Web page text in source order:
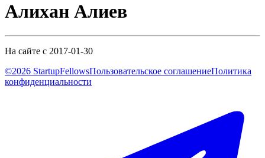
Алихан Алиев
На сайте с 2017-01-30
©2026 StartupFellowsПользовательское соглашениеПолитика
конфиденциальности